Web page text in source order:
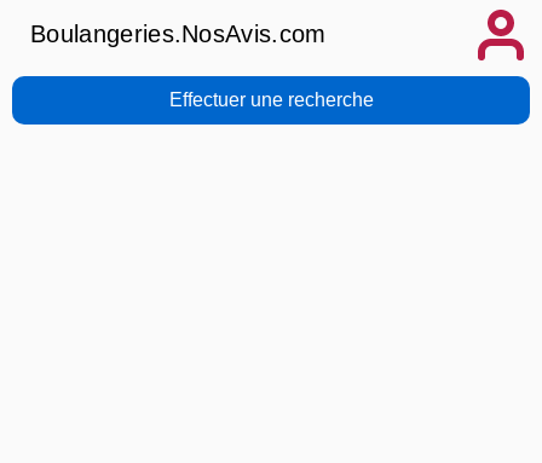
Boulangeries.NosAvis.com
Effectuer une recherche